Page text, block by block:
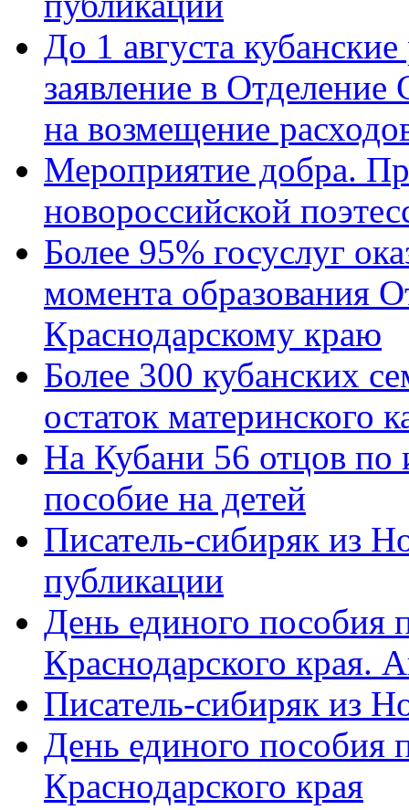
До 1 августа
заявление в
на возмещение
Мероприятие добра.
новороссийской
Более 95% госуслуг
момента образования
Краснодарскому краю
Более 300 кубанских
остаток материнского
На Кубани 56 отцов по
пособие на детей
Писатель-сибиряк из
публикации
День единого пособия
Краснодарского края.
Писатель-сибиряк из
День единого пособия
Краснодарского края